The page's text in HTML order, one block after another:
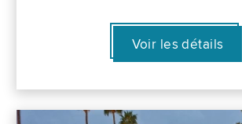
Voir les détails